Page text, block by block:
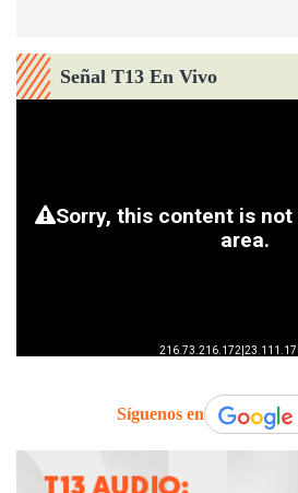
Señal T13 En Vivo
Síguenos en